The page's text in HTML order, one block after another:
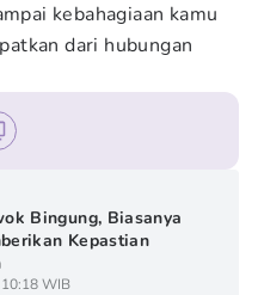
kebahagiaan kamu
dari hubungan
Bingung, Biasanya
Kepastian
WIB